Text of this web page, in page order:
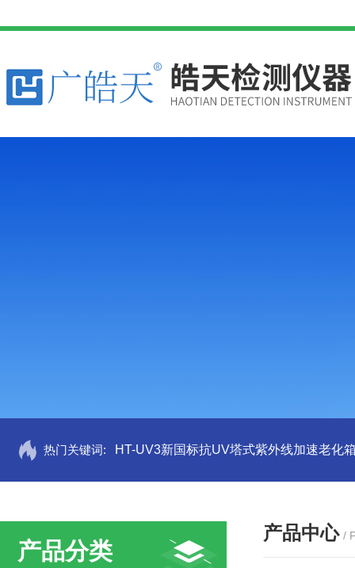
热门关键词: HT-UV3新国标抗UV塔式紫外线加速老化
产品分类
产品中心 /